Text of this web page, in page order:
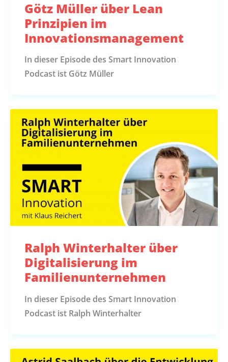
Götz Müller über Lean
Prinzipien im
Innovationsmanagement
In dieser Episode des Smart Innovation
Podcast ist Götz Müller
Ralph Winterhalter über
Digitalisierung im
Familienunternehmen
In dieser Episode des Smart Innovation
Podcast ist Ralph Winterhalter